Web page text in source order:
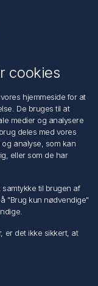
cookies
hjemmeside for at
De bruges til at
medier og analysere
deles med vores
analyse, som kan
eller som de har
til brugen af
"Brug kun nødvendige"
er det ikke sikkert, at